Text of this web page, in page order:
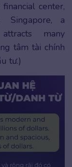
center,
Singapore, a
many
tâm tài chính
tư.)